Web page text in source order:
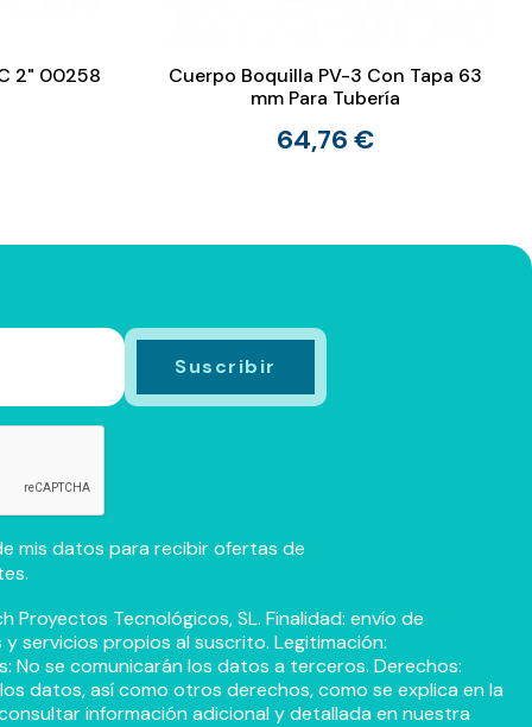
2" 00258
Cuerpo Boquilla PV-3 Con Tapa 63
mm Para Tubería
64,76 €
mis datos para recibir ofertas de
Proyectos Tecnológicos, SL. Finalidad: envío de
servicios propios al suscrito. Legitimación:
No se comunicarán los datos a terceros. Derechos:
datos, así como otros derechos, como se explica en la
información adicional y detallada en nuestra